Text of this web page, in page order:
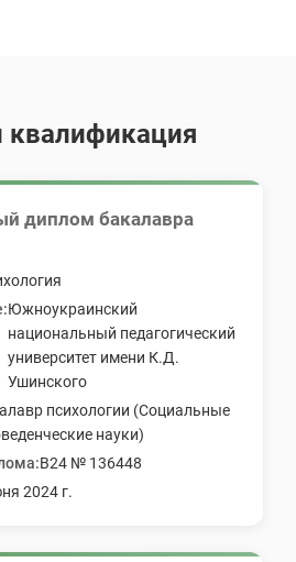
квалификация
диплом бакалавра
:Южноукраинский
национальный педагогический
университет имени К.Д.
Ушинского
психологии (Социальные
науки)
:В24 № 136448
2024 г.